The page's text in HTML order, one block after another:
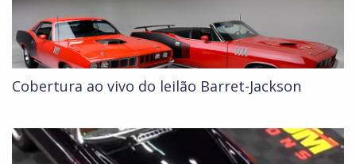
Cobertura ao vivo do leilão Barret-Jackson